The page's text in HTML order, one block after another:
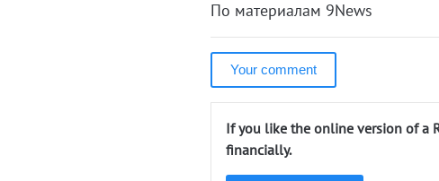
По материалам 9News
Your comment
If you like the online version of a
financially.